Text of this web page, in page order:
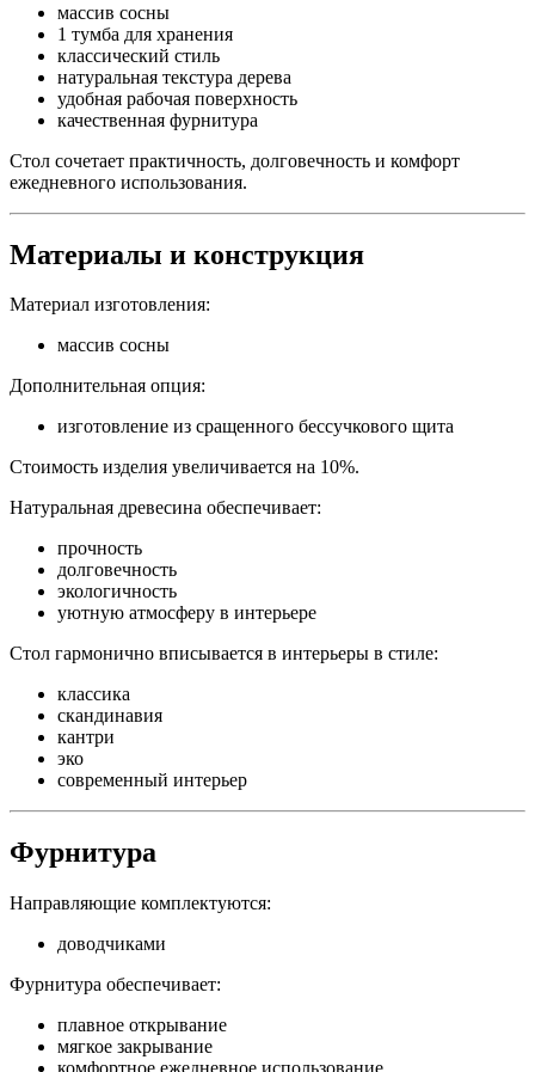
массив сосны
1 тумба для хранения
классический стиль
натуральная текстура дерева
удобная рабочая поверхность
качественная фурнитура
Стол сочетает практичность, долговечность и комфорт
ежедневного использования.
Материалы и конструкция
Материал изготовления:
массив сосны
Дополнительная опция:
изготовление из сращенного бессучкового щита
Стоимость изделия увеличивается на 10%.
Натуральная древесина обеспечивает:
прочность
долговечность
экологичность
уютную атмосферу в интерьере
Стол гармонично вписывается в интерьеры в стиле:
классика
скандинавия
кантри
эко
современный интерьер
Фурнитура
Направляющие комплектуются:
доводчиками
Фурнитура обеспечивает:
плавное открывание
мягкое закрывание